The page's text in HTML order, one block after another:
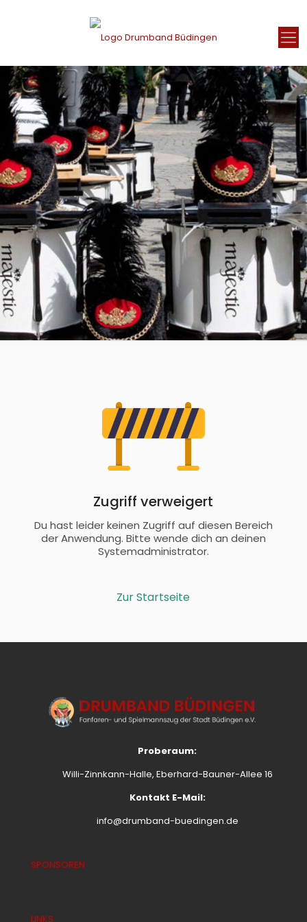
Zugriff verweigert
Du hast leider keinen Zugriff auf diesen Bereich
der Anwendung. Bitte wende dich an deinen
Systemadministrator.
Zur Startseite
Proberaum:
Willi-Zinnkann-Halle, Eberhard-Bauner-Allee 16
Kontakt E-Mail:
info@drumband-buedingen.de
SPONSOREN
LINKS